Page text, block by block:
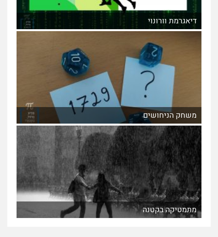
דיאגרמת וורונוי
משחק הניחושים
מתמטיקה בקטנה